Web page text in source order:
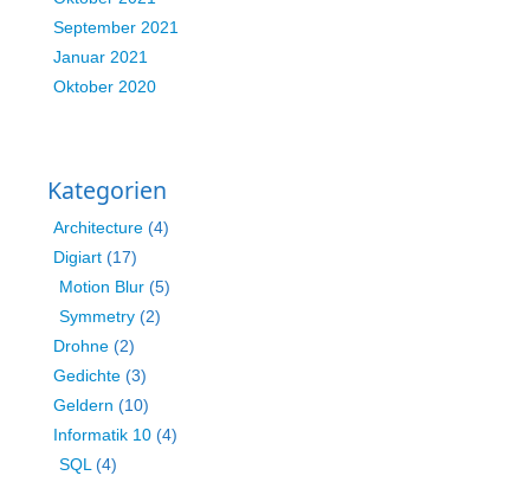
September 2021
Januar 2021
Oktober 2020
Kategorien
Architecture (4)
Digiart (17)
Motion Blur (5)
Symmetry (2)
Drohne (2)
Gedichte (3)
Geldern (10)
Informatik 10 (4)
SQL (4)